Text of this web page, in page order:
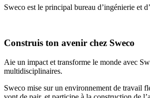
Sweco est le principal bureau d’ingénierie et
Construis ton avenir chez Sweco
Aie un impact et transforme le monde avec
multidisciplinaires.
Sweco mise sur un environnement de travail